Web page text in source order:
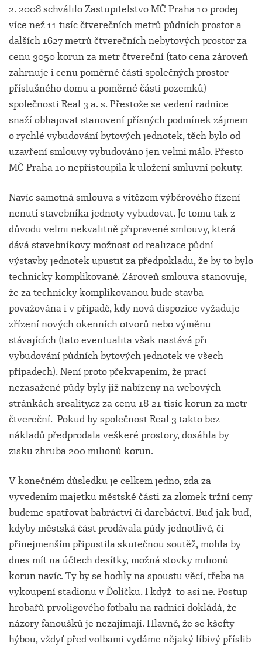
2. 2008 schválilo Zastupitelstvo MČ Praha 10 prodej
více než 11 tisíc čtverečních metrů půdních prostor a
dalších 1627 metrů čtverečních nebytových prostor za
cenu 3050 korun za metr čtvereční (tato cena zároveň
zahrnuje i cenu poměrné části společných prostor
příslušného domu a poměrné části pozemků)
společnosti Real 3 a. s. Přestože se vedení radnice
snaží obhajovat stanovení přísných podmínek zájmem
o rychlé vybudování bytových jednotek, těch bylo od
uzavření smlouvy vybudováno jen velmi málo. Přesto
MČ Praha 10 nepřistoupila k uložení smluvní pokuty.
Navíc samotná smlouva s vítězem výběrového řízení
nenutí stavebníka jednoty vybudovat. Je tomu tak z
důvodu velmi nekvalitně připravené smlouvy, která
dává stavebníkovy možnost od realizace půdní
výstavby jednotek upustit za předpokladu, že by to bylo
technicky komplikované. Zároveň smlouva stanovuje,
že za technicky komplikovanou bude stavba
považována i v případě, kdy nová dispozice vyžaduje
zřízení nových okenních otvorů nebo výměnu
stávajících (tato eventualita však nastává při
vybudování půdních bytových jednotek ve všech
případech). Není proto překvapením, že prací
nezasažené půdy byly již nabízeny na webových
stránkách sreality.cz za cenu 18-21 tisíc korun za metr
čtvereční. Pokud by společnost Real 3 takto bez
nákladů předprodala veškeré prostory, dosáhla by
zisku zhruba 200 milionů korun.
V konečném důsledku je celkem jedno, zda za
vyvedením majetku městské části za zlomek tržní ceny
budeme spatřovat babráctví či darebáctví. Buď jak buď,
kdyby městská část prodávala půdy jednotlivě, či
přinejmenším připustila skutečnou soutěž, mohla by
dnes mít na účtech desítky, možná stovky milionů
korun navíc. Ty by se hodily na spoustu věcí, třeba na
vykoupení stadionu v Ďolíčku. I když to asi ne. Postup
hrobařů prvoligového fotbalu na radnici dokládá, že
názory fanoušků je nezajímají. Hlavně, že se kšefty
hýbou, vždyť před volbami vydáme nějaký líbivý příslib